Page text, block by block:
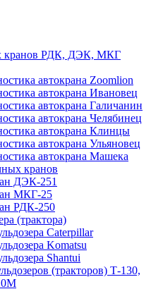
кранов РДК, ДЭК, МКГ
автокрана Zoomlion
автокрана Ивановец
автокрана Галичанин
автокрана Челябинец
автокрана Клинцы
автокрана Ульяновец
автокрана Машека
кранов
ДЭК-251
МКГ-25
РДК-250
(трактора)
Caterpillar
Komatsu
Shantui
(тракторов) Т-130,